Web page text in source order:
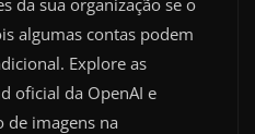
algumas contas podem
Explore as
oficial da OpenAI e
de imagens na